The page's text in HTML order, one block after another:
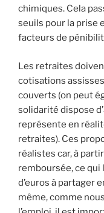
chimiques. Cela
seuils pour la prise
facteurs de
Les retraites
cotisations
couverts (on peut
solidarité dispose
représente en
retraites). Ces
réalistes car, à
remboursée, ce
d’euros à partager
même, comme